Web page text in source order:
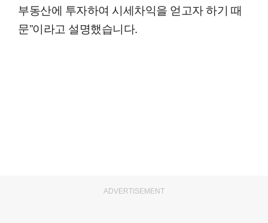
부동산에 투자하여 시세차익을 얻고자 하기 때
문”이라고 설명했습니다.
ADVERTISEMENT